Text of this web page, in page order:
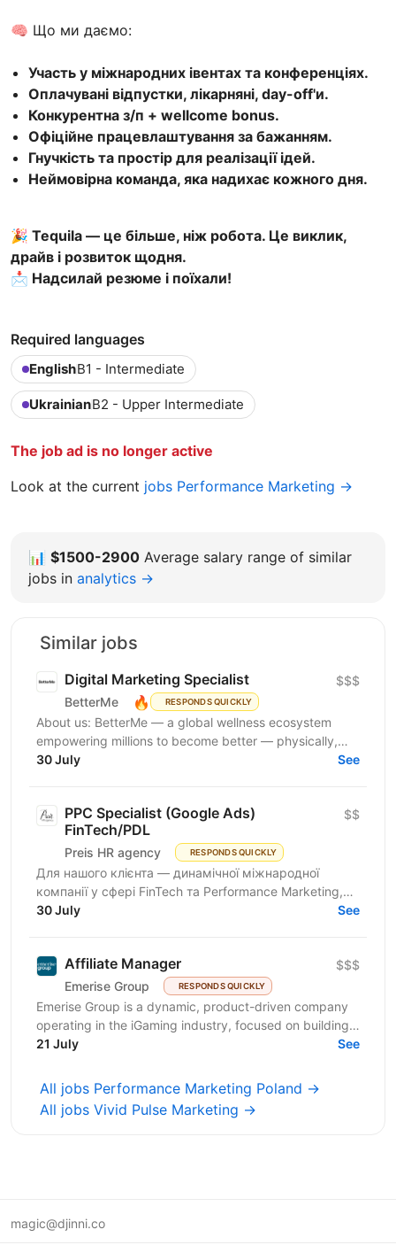
🧠 Що ми даємо:
Участь у міжнародних івентах та конференціях.
Оплачувані відпустки, лікарняні, day-off'и.
Конкурентна з/п + wellcome bonus.
Офіційне працевлаштування за бажанням.
Гнучкість та простір для реалізації ідей.
Неймовірна команда, яка надихає кожного дня.
🎉 Tequila — це більше, ніж робота. Це виклик,
драйв і розвиток щодня.
📩 Надсилай резюме і поїхали!
Required languages
EnglishB1 - Intermediate
UkrainianB2 - Upper Intermediate
The job ad is no longer active
Look at the current jobs Performance Marketing →
📊 $1500-2900 Average salary range of similar
jobs in analytics →
Similar jobs
Digital Marketing Specialist
BetterMe 🔥 RESPONDS QUICKLY
$$$
About us: BetterMe — a global wellness ecosystem
empowering millions to become better — physically,
mentally, and emotionally. We build what makes
30 July See
PPC Specialist (Google Ads)
FinTech/PDL
Preis HR agency RESPONDS QUICKLY
$$
Для нашого клієнта — динамічної міжнародної
компанії у сфері FinTech та Performance Marketing,
що успішно масштабується на світових ринках та
30 July See
Affiliate Manager
Emerise Group RESPONDS QUICKLY
$$$
Emerise Group is a dynamic, product-driven company
operating in the iGaming industry, focused on building
high-impact solutions that fuel innovation and...
21 July See
All jobs Performance Marketing Poland →
All jobs Vivid Pulse Marketing →
magic@djinni.co